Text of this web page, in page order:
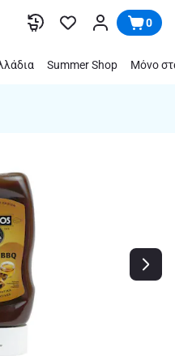
0
Summer Shop Μόνο